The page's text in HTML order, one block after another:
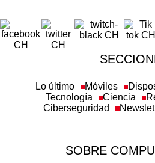
Tecnología
Ciencia
Ciberseguridad